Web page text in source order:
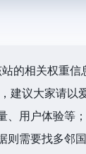
的相关权重信
建议大家请以
用户体验等
需要找多邻